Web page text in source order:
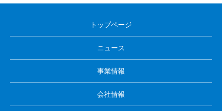
トップページ
ニュース
事業情報
会社情報